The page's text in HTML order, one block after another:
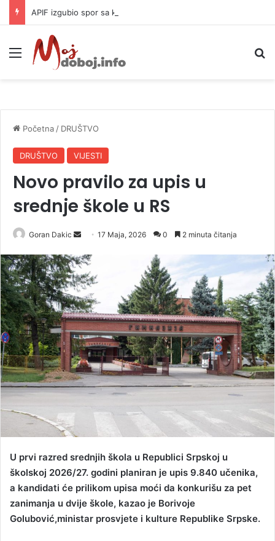
APIF izgubio spor sa komšijama, mora platiti 10.000 KM
Meni
Početna / DRUŠTVO
DRUŠTVO VIJESTI
Novo pravilo za upis u
srednje škole u RS
Goran Dakic
n
d
n
e
m
a
i
l
17 Maja, 2026 0 2 minuta čitanja
U prvi razred srednjih škola u Republici Srpskoj u
školskoj 2026/27. godini planiran je upis 9.840 učenika,
a kandidati će prilikom upisa moći da konkurišu za pet
zanimanja u dvije škole, kazao je Borivoje
Golubović,ministar prosvjete i kulture Republike Srpske.